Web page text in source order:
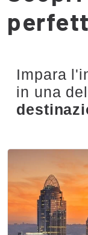
Impara
in una